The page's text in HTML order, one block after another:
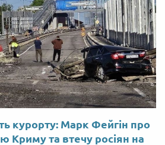
курорту: Марк Фейгін про
Криму та втечу росіян на